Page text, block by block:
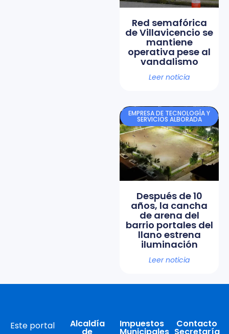
Red semafórica
de Villavicencio se
mantiene
operativa pese al
vandalismo
Leer noticia
EMPRESA DE TECNOLOGÍA Y
SERVICIOS ALBORADA
Después de 10
años, la cancha
de arena del
barrio portales del
llano estrena
iluminación
Leer noticia
Este portal
Alcaldía
de
Impuestos
Municipales
Contacto
Secretaría